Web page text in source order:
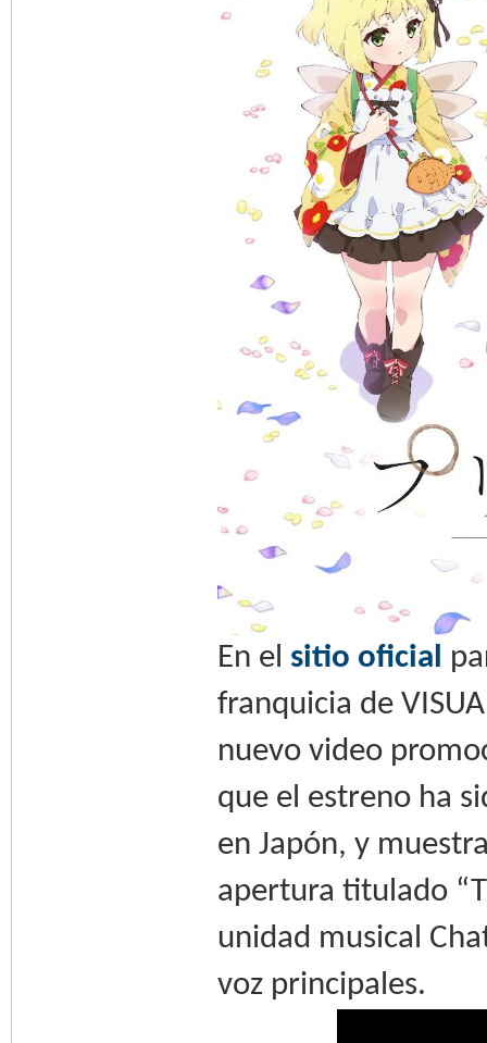
En el sitio oficial
franquicia de
nuevo video
que el estreno ha
en Japón, y
apertura titulado
unidad musical
voz principales.